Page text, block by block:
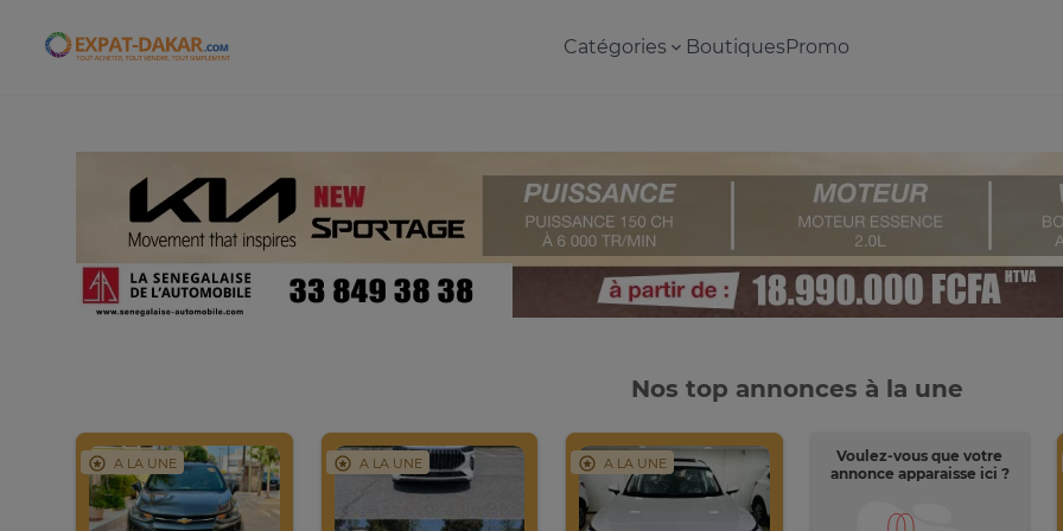
Expat-Dakar Catégories BoutiquesPromo
Nos top annonces à la une
A LA UNE A LA UNE A LA UNE
Voulez-vous que votre
annonce apparaisse ici ?